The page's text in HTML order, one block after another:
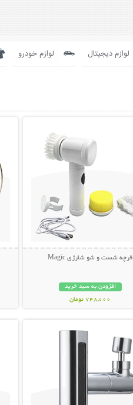
لوازم دیجیتال لوازم خودرو
فرچه شست و شو شارژی Magic
افزودن به سبد خرید
748,000 تومان